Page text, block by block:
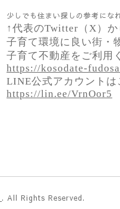
少しでも住まい探しの参考にな
↑代表のTwitter（X）か
子育て環境に良い街・
子育て不動産をご利用
https://kosodate-
LINE公式アカウントは
https://lin.ee/VrnOor5
. All Rights Reserved.